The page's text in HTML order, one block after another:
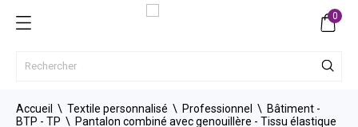
0
Accueil Textile personnalisé Professionnel
Bâtiment -
BTP - TP
Pantalon combiné avec genouillère - Tissu élastique